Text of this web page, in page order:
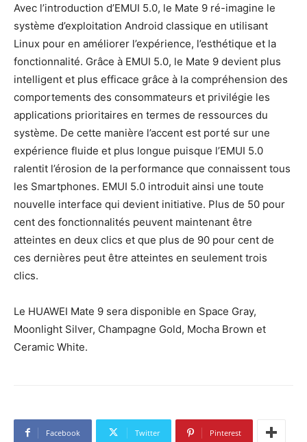
Avec l’introduction d’EMUI 5.0, le Mate 9 ré-imagine le
système d’exploitation Android classique en utilisant
Linux pour en améliorer l’expérience, l’esthétique et la
fonctionnalité. Grâce à EMUI 5.0, le Mate 9 devient plus
intelligent et plus efficace grâce à la compréhension des
comportements des consommateurs et privilégie les
applications prioritaires en termes de ressources du
système. De cette manière l’accent est porté sur une
expérience fluide et plus longue puisque l’EMUI 5.0
ralentit l’érosion de la performance que connaissent tous
les Smartphones. EMUI 5.0 introduit ainsi une toute
nouvelle interface qui devient initiative. Plus de 50 pour
cent des fonctionnalités peuvent maintenant être
atteintes en deux clics et que plus de 90 pour cent de
ces dernières peut être atteintes en seulement trois
clics.
Le HUAWEI Mate 9 sera disponible en Space Gray,
Moonlight Silver, Champagne Gold, Mocha Brown et
Ceramic White.
Facebook Twitter Pinterest